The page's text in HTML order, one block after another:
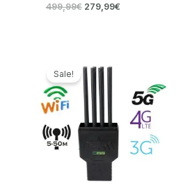
499,99€ 279,99€
Sale!
Preis
war:
999,00€
689,99€.